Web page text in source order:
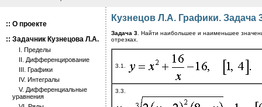
Кузнецов Л.А. Графики. Задача
Задача 3 . Найти наибольшее и наименьшее
отрезках.
3.1.
3.3.
:: О проекте
:: Задачник Кузнецова Л.А.
I. Пределы
II. Дифференцирование
III. Графики
IV. Интегралы
V. Дифференциальные
уравнения